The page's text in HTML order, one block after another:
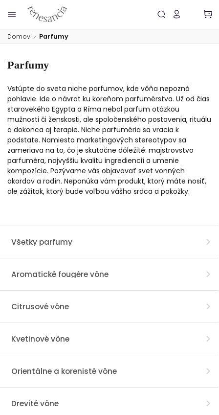
Domov / Parfumy
Parfumy
Vstúpte do sveta niche parfumov, kde vôňa nepozná
pohlavie. Ide o návrat ku koreňom parfumérstva. Už od čias
starovekého Egypta a Ríma nebol parfum otázkou
mužnosti či ženskosti, ale spoločenského postavenia, rituálu
a dokonca aj terapie. Niche parfuméria sa vracia k
podstate. Namiesto marketingových stereotypov sa
zameriava na to, čo je skutočne dôležité: majstrovstvo
parfuméra, najvyššiu kvalitu ingrediencií a umenie
kompozície. Pozývame vás objavovať svet vonných
akordov a rodín. Neponúka vám produkt, ktorý máte nosiť,
ale zážitok, ktorý bude voľbou vášho srdca a pokožky.
Všetky parfumy
Aromatické fougère vône
Citrusové vône
Kvetinové vône
Orientálne a korenisté vône
Drevité vône